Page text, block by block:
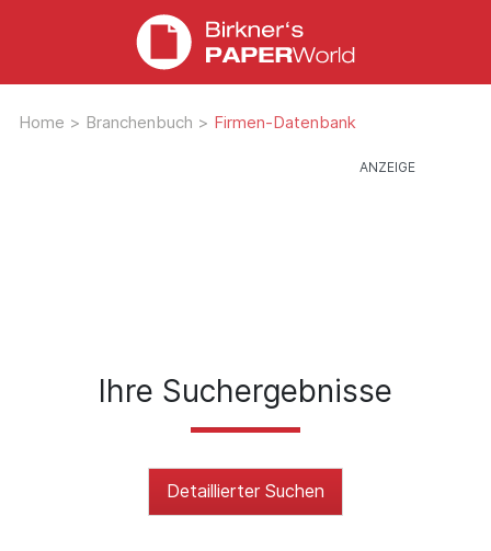
Home > Branchenbuch > Firmen-Datenbank
Ihre Suchergebnisse
Detaillierter Suchen